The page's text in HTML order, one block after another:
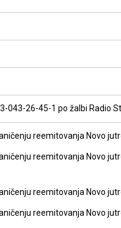
043-26-45-1 po žalbi Radio
reemitovanja Novo
reemitovanja Novo
reemitovanja Novo
reemitovanja Novo